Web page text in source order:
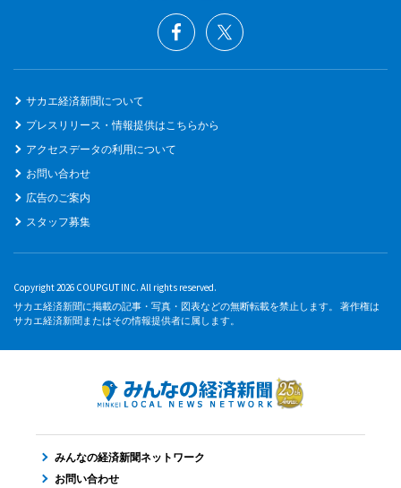
サカエ経済新聞について
プレスリリース・情報提供はこちらから
アクセスデータの利用について
お問い合わせ
広告のご案内
スタッフ募集
Copyright 2026 COUPGUT INC. All rights reserved.
サカエ経済新聞に掲載の記事・写真・図表などの無断転載を禁止します。 著作権は
サカエ経済新聞またはその情報提供者に属します。
みんなの経済新聞ネットワーク
お問い合わせ